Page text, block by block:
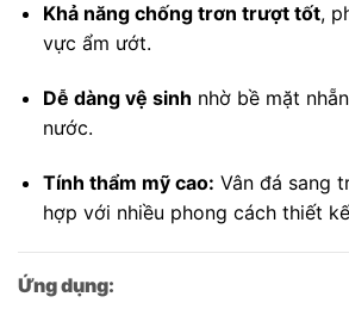
Khả năng chống trơn trượt tốt,
vực ẩm ướt.
Dễ dàng vệ sinh nhờ bề mặt
nước.
Tính thẩm mỹ cao: Vân đá sang
hợp với nhiều phong cách thiết
Ứng dụng: